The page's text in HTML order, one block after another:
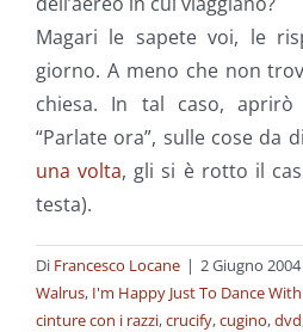
Magari le sapete voi, le
giorno. A meno che non
chiesa. In tal caso,
“Parlate ora”, sulle cose da
una volta, gli si è rotto il
testa).
Di Francesco Locane | 2 Giugno 2004
Walrus, I'm Happy Just To Dance
cinture con i razzi,crucify,cugino,dvd